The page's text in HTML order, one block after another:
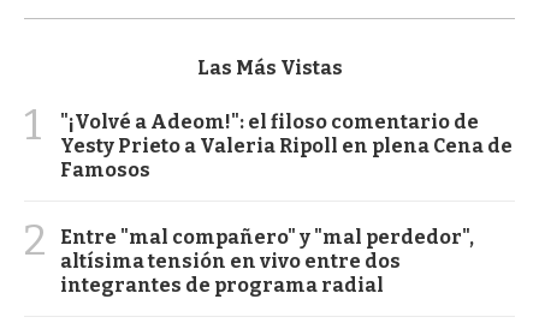
Las Más Vistas
1
"¡Volvé a Adeom!": el filoso comentario de
Yesty Prieto a Valeria Ripoll en plena Cena de
Famosos
2
Entre "mal compañero" y "mal perdedor",
altísima tensión en vivo entre dos
integrantes de programa radial